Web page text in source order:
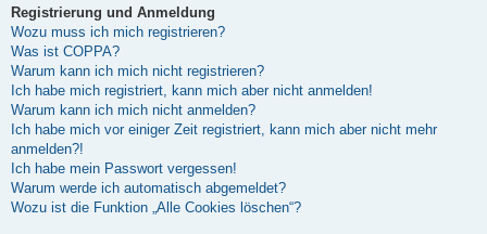
Registrierung und Anmeldung
Wozu muss ich mich registrieren?
Was ist COPPA?
Warum kann ich mich nicht registrieren?
Ich habe mich registriert, kann mich aber nicht anmelden!
Warum kann ich mich nicht anmelden?
Ich habe mich vor einiger Zeit registriert, kann mich aber nicht mehr
anmelden?!
Ich habe mein Passwort vergessen!
Warum werde ich automatisch abgemeldet?
Wozu ist die Funktion „Alle Cookies löschen“?